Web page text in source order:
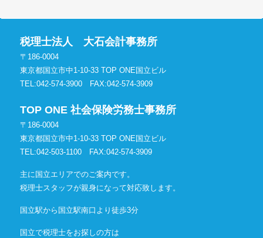
税理士法人 大石会計事務所
〒186-0004
東京都国立市中1-10-33 TOP ONE国立ビル
TEL:042-574-3900
FAX:042-574-3909
TOP ONE 社会保険労務士事務所
〒186-0004
東京都国立市中1-10-33 TOP ONE国立ビル
TEL:042-503-1100
FAX:042-574-3909
主に国立エリアでのご案内です。
税理士スタッフが親身になって対応致します。
国立駅から国立駅南口より徒歩3分
国立で税理士をお探しの方は